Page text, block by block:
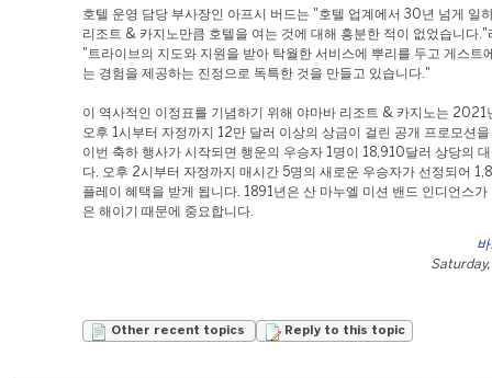
호텔 운영 담당 부사장인 아프시 버드는 "호텔 업계에서 30년 넘게 일
리조트 & 카지노만큼 호텔을 여는 것에 대해 흥분한 적이 없었습니다."
"트라이브의 지도와 지원을 받아 탁월한 서비스에 뿌리를 두고 게스트
는 경험을 제공하는 진정으로 독특한 것을 만들고 있습니다."
이 역사적인 이정표를 기념하기 위해 야마바 리조트 & 카지노는 2021
오후 1시부터 자정까지 12만 달러 이상의 상금이 걸린 공개 프로모션
이번 축하 행사가 시작되면 행운의 우승자 1명이 18,910달러 상당의
다. 오후 2시부터 자정까지 매시간 5명의 새로운 우승자가 선정되어
플레이 혜택을 받게 됩니다. 1891년은 산 마누엘 미션 밴드 인디언스가
은 해이기 때문에 중요합니다.
Other recent topics Reply to this topic